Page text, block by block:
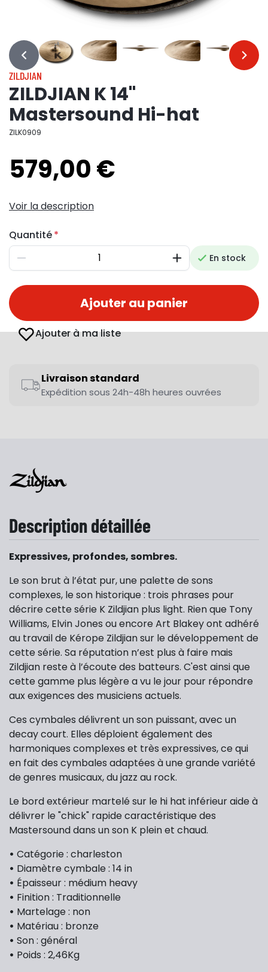
… …
ZILDJIAN
ZILDJIAN K 14"
Mastersound Hi-hat
ZILK0909
579,00 €
Voir la description
Quantité
Diminuer AugmenterEn stock
Ajouter au panier
Ajouter à ma liste
Livraison standard
Expédition sous 24h-48h heures ouvrées
Description détaillée
Expressives, profondes, sombres.
Le son brut à l’état pur, une palette de sons
complexes, le son historique : trois phrases pour
décrire cette série K Zildjian plus light. Rien que Tony
Williams, Elvin Jones ou encore Art Blakey ont adhéré
au travail de Kérope Zildjian sur le développement de
cette série. Sa réputation n’est plus à faire mais
Zildjian reste à l’écoute des batteurs. C'est ainsi que
cette gamme plus légère a vu le jour pour répondre
aux exigences des musiciens actuels.
Ces cymbales délivrent un son puissant, avec un
decay court. Elles déploient également des
harmoniques complexes et très expressives, ce qui
en fait des cymbales adaptées à une grande variété
de genres musicaux, du jazz au rock.
Le bord extérieur martelé sur le hi hat inférieur aide à
délivrer le "chick" rapide caractéristique des
Mastersound dans un son K plein et chaud.
• Catégorie : charleston
• Diamètre cymbale : 14 in
• Épaisseur : médium heavy
• Finition : Traditionnelle
• Martelage : non
• Matériau : bronze
• Son : général
• Poids : 2,46Kg